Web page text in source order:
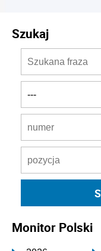
Szukaj
Monitor Polski